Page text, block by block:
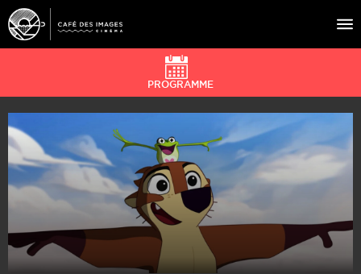
À L’AFFICHE
ÉVÉNEMENTS
CAFÉ DU CINÉ
PRATIQUE
ÉDUCATION AUX IMAGES
PROGRAMME